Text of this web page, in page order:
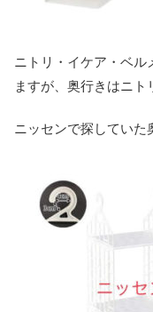
ニトリ・イケア・ベ
ますが、奥行きはニト
ニッセンで探していた